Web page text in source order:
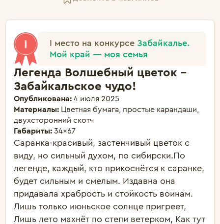
I место на конкурсе Забайкалье.
Мой край — моя семья
Легенда Волшебный цветок -
Забайкальское чудо!
Опубликована: 4 июля 2025
Материалы: Цветная бумага, простые карандаши,
двухсторонний скотч
Габариты: 34×67
Саранка-красивый, застенчивый цветок с
виду, но сильный духом, по сибирски.По
легенде, каждый, кто прикоснётся к саранке,
будет сильным и смелым. Издавна она
придавала храбрость и стойкость воинам.
Лишь только июньское солнце пригреет,
Лишь лето махнёт по степи ветерком, Как тут